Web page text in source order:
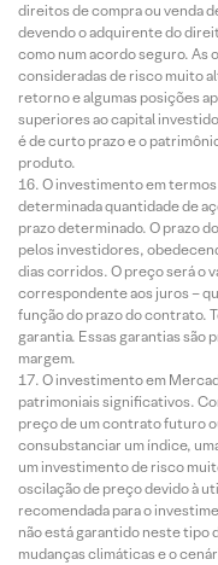
direitos de compra ou venda
devendo o adquirente do
como num acordo seguro. As
consideradas de risco muito
retorno e algumas posições
superiores ao capital
é de curto prazo e o
produto.
O investimento em termos
determinada quantidade de
prazo determinado. O prazo
pelos investidores,
dias corridos. O preço será o
correspondente aos juros –
função do prazo do contrato.
garantia. Essas garantias são
margem.
O investimento em
patrimoniais significativos.
preço de um contrato futuro
consubstanciar um índice,
um investimento de risco
oscilação de preço devido à
recomendada para o
não está garantido neste tipo
mudanças climáticas e o